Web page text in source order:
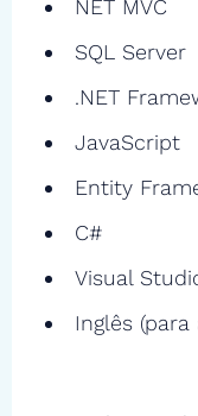
NET MVC
SQL Server
.NET
JavaScript
Entity
C#
Visual
Inglês